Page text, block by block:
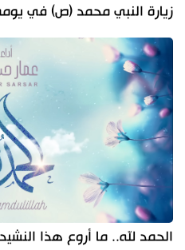
زيارة النبي محمد (ص) في
الحمد لله.. ما أروع هذا